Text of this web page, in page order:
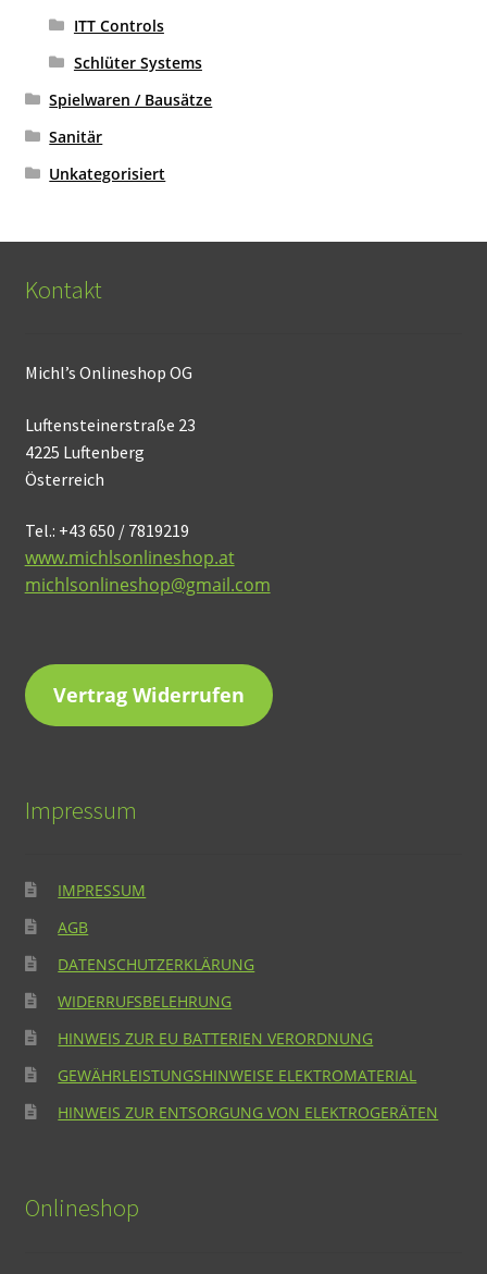
ITT Controls
Schlüter Systems
Spielwaren / Bausätze
Sanitär
Unkategorisiert
Kontakt
Michl’s Onlineshop OG
Luftensteinerstraße 23
4225 Luftenberg
Österreich
Tel.: +43 650 / 7819219
www.michlsonlineshop.at
michlsonlineshop@gmail.com
Vertrag Widerrufen
Impressum
IMPRESSUM
AGB
DATENSCHUTZERKLÄRUNG
WIDERRUFSBELEHRUNG
HINWEIS ZUR EU BATTERIEN VERORDNUNG
GEWÄHRLEISTUNGSHINWEISE ELEKTROMATERIAL
HINWEIS ZUR ENTSORGUNG VON ELEKTROGERÄTEN
Onlineshop